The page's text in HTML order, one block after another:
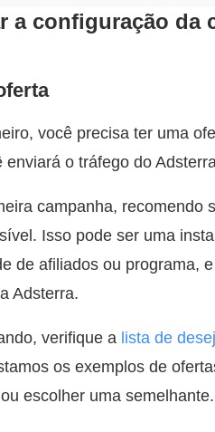
a configuração da
você precisa ter uma
enviará o tráfego do
campanha, recomendo
Isso pode ser uma
de afiliados ou programa,
Adsterra.
verifique a lista de
os exemplos de
escolher uma semelhante.